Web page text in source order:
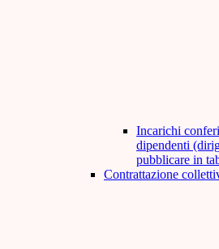
Incarichi
dipendenti
pubblicare in
Contrattazione